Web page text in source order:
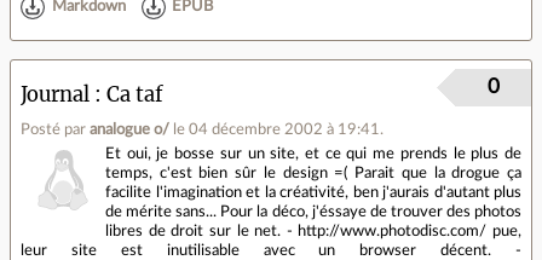
Markdown EPUB
Journal Ca taf
Posté par analogue o/ le 04 décembre 2002 à 19:41 .
0
Et oui, je bosse sur un site, et ce qui me prends le plus de
temps, c'est bien sûr le design =( Parait que la drogue ça
facilite l'imagination et la créativité, ben j'aurais d'autant plus
de mérite sans... Pour la déco, j'éssaye de trouver des photos
libres de droit sur le net. - http://www.photodisc.com/ pue,
leur site est inutilisable avec un browser décent. -